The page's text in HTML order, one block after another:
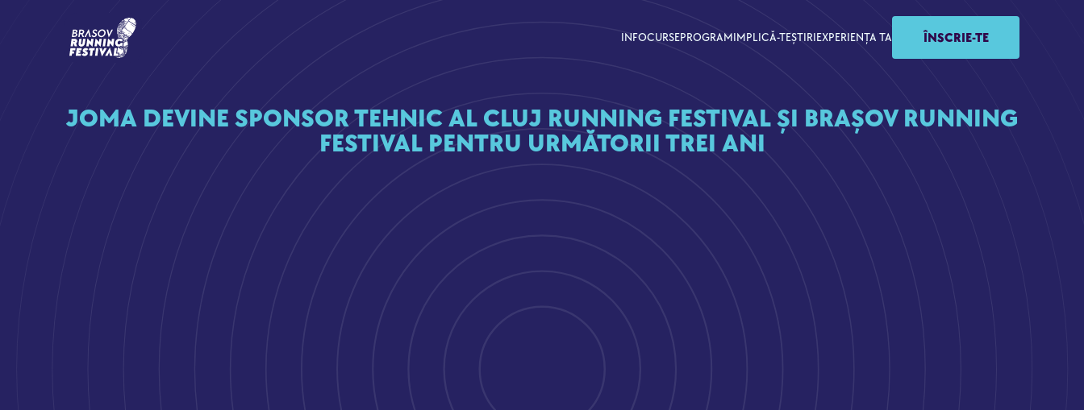
INFOCURSEPROGRAMIMPLICĂ-TEȘTIRIEXPERIENȚA TA ÎNSCRIE-TE
JOMA DEVINE SPONSOR TEHNIC AL CLUJ RUNNING FESTIVAL ȘI BRAȘOV RUNNING
FESTIVAL PENTRU URMĂTORII TREI ANI